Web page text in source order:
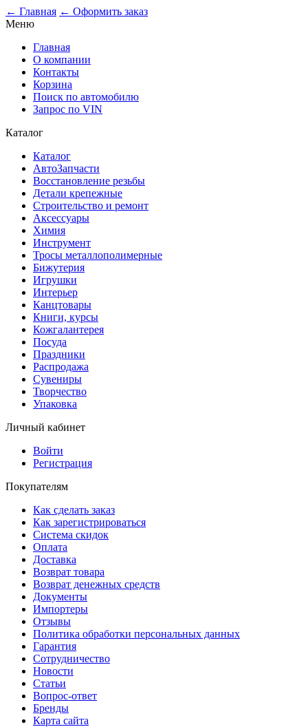
← Главная ← Оформить заказ
Меню
Главная
О компании
Контакты
Корзина
Поиск по автомобилю
Запрос по VIN
Каталог
Каталог
АвтоЗапчасти
Восстановление резьбы
Детали крепежные
Строительство и ремонт
Аксессуары
Химия
Инструмент
Тросы металлополимерные
Бижутерия
Игрушки
Интерьер
Канцтовары
Книги, курсы
Кожгалантерея
Посуда
Праздники
Распродажа
Сувениры
Творчество
Упаковка
Личный кабинет
Войти
Регистрация
Покупателям
Как сделать заказ
Как зарегистрироваться
Система скидок
Оплата
Доставка
Возврат товара
Возврат денежных средств
Документы
Импортеры
Отзывы
Политика обработки персональных данных
Гарантия
Сотрудничество
Новости
Статьи
Вопрос-ответ
Бренды
Карта сайта